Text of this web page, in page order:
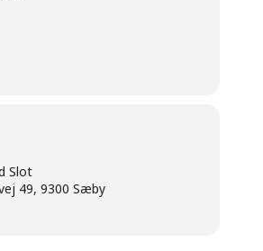
Slot
49, 9300 Sæby